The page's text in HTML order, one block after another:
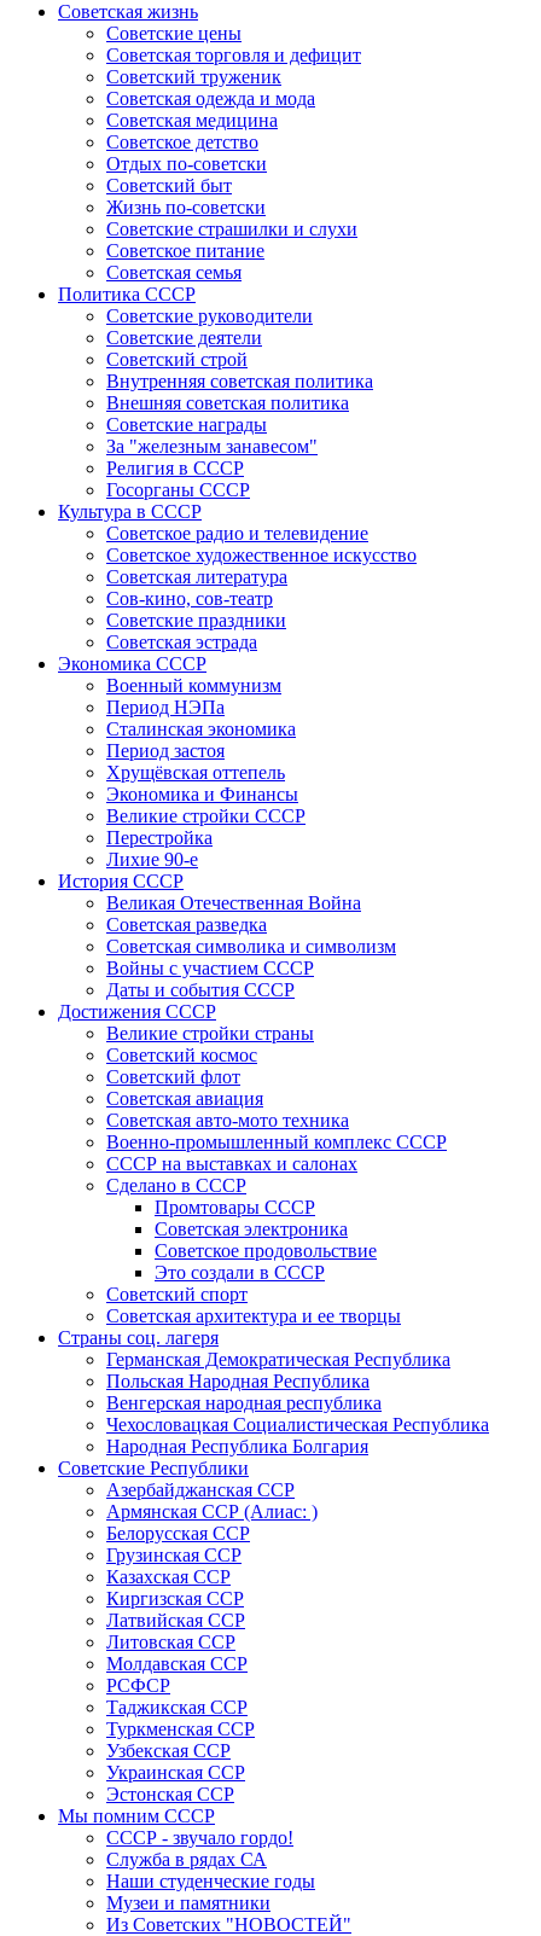
Советская жизнь
Советские цены
Советская торговля и дефицит
Советский труженик
Советская одежда и мода
Советская медицина
Советское детство
Отдых по-советски
Советский быт
Жизнь по-советски
Советские страшилки и слухи
Советское питание
Советская семья
Политика СССР
Советские руководители
Советские деятели
Советский строй
Внутренняя советская политика
Внешняя советская политика
Советские награды
За "железным занавесом"
Религия в СССР
Госорганы СССР
Культура в СССР
Советское радио и телевидение
Советское художественное искусство
Советская литература
Сов-кино, сов-театр
Советские праздники
Советская эстрада
Экономика СССР
Военный коммунизм
Период НЭПа
Сталинская экономика
Период застоя
Хрущёвская оттепель
Экономика и Финансы
Великие стройки СССР
Перестройка
Лихие 90-е
История СССР
Великая Отечественная Война
Советская разведка
Советская символика и символизм
Войны с участием СССР
Даты и события СССР
Достижения СССР
Великие стройки страны
Советский космос
Советский флот
Советская авиация
Советская авто-мото техника
Военно-промышленный комплекс СССР
СССР на выставках и салонах
Сделано в СССР
Промтовары СССР
Советская электроника
Советское продовольствие
Это создали в СССР
Советский спорт
Советская архитектура и ее творцы
Страны соц. лагеря
Германская Демократическая Республика
Польская Народная Республика
Венгерская народная республика
Чехословацкая Социалистическая Республика
Народная Республика Болгария
Советские Республики
Азербайджанская ССР
Армянская ССР (Алиас: )
Белорусская ССР
Грузинская ССР
Казахская ССР
Киргизская ССР
Латвийская ССР
Литовская ССР
Молдавская ССР
РСФСР
Таджикская ССР
Туркменская ССР
Узбекская ССР
Украинская ССР
Эстонская ССР
Мы помним СССР
СССР - звучало гордо!
Служба в рядах СА
Наши студенческие годы
Музеи и памятники
Из Советских "НОВОСТЕЙ"